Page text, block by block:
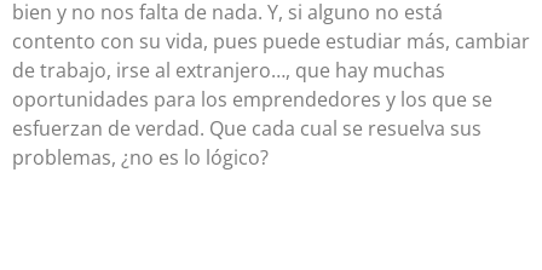
bien y no nos falta de nada. Y, si alguno no está
contento con su vida, pues puede estudiar más, cambiar
de trabajo, irse al extranjero…, que hay muchas
oportunidades para los emprendedores y los que se
esfuerzan de verdad. Que cada cual se resuelva sus
problemas, ¿no es lo lógico?